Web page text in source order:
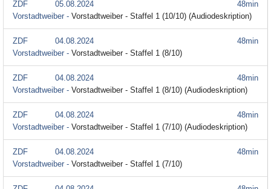
48min
ZDF
05.08.2024
Vorstadtweiber - Vorstadtweiber - Staffel 1 (10/10) (Audiodeskription)
48min
ZDF
04.08.2024
Vorstadtweiber - Vorstadtweiber - Staffel 1 (8/10)
48min
ZDF
04.08.2024
Vorstadtweiber - Vorstadtweiber - Staffel 1 (8/10) (Audiodeskription)
48min
ZDF
04.08.2024
Vorstadtweiber - Vorstadtweiber - Staffel 1 (7/10) (Audiodeskription)
48min
ZDF
04.08.2024
Vorstadtweiber - Vorstadtweiber - Staffel 1 (7/10)